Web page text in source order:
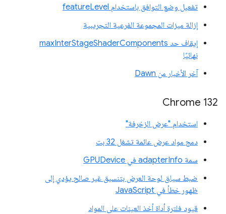
تفعيل وضع التوافق باستخدام featureLevel
إزالة ميزات المجموعة الفرعية التجريبية
إيقاف حد maxInterStageShaderComponents
نهائيًا
آخر الأخبار من Dawn
‫Chrome 132
استخدام "عرض الزخرفة"
دمج مواد عرض عائمة تشغل 32 بت
سمة adapterInfo في GPUDevice
ضبط سياق لوحة العرض بتنسيق غير صالح يؤدي إلى
ظهور خطأ في JavaScript
قيود فلترة أداة أخذ العينات على المواد